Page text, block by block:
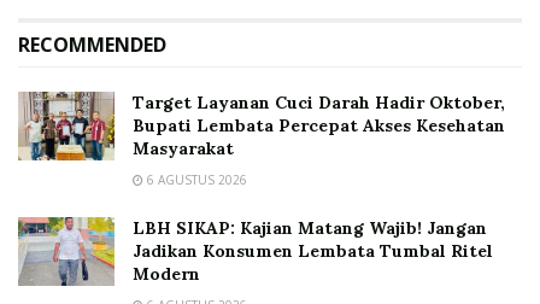
RECOMMENDED
Target Layanan Cuci Darah Hadir Oktober,
Bupati Lembata Percepat Akses Kesehatan
Masyarakat
6 AGUSTUS 2026
LBH SIKAP: Kajian Matang Wajib! Jangan
Jadikan Konsumen Lembata Tumbal Ritel
Modern